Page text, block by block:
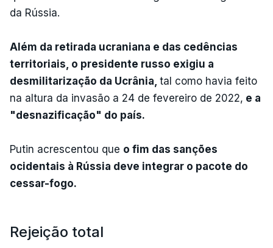
da Rússia.
Além da retirada ucraniana e das cedências
territoriais, o presidente russo exigiu a
desmilitarização da Ucrânia, tal como havia feito
na altura da invasão a 24 de fevereiro de 2022, e a
"desnazificação" do país.
Putin acrescentou que o fim das sanções
ocidentais à Rússia deve integrar o pacote do
cessar-fogo.
Rejeição total